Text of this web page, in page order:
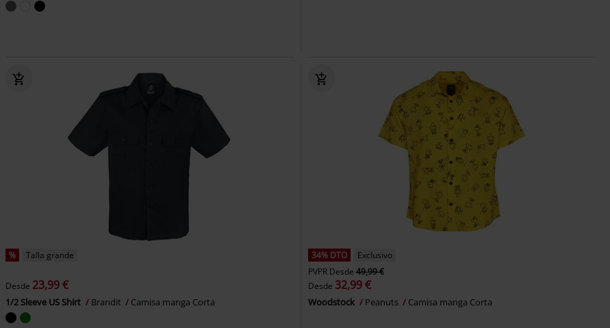
% Talla grande
Desde 23,99 €
1/2 Sleeve US Shirt Brandit Camisa manga Corta
34% DTO
Exclusivo
PVPR Desde 49,99 €
Desde 32,99 €
Woodstock Peanuts Camisa manga Corta